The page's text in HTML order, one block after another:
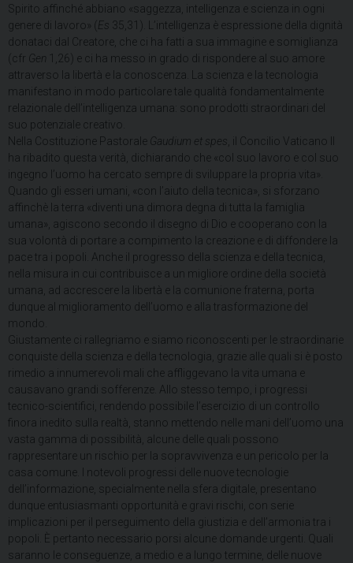
Spirito affinché abbiano «saggezza, intelligenza e scienza in ogni
genere di lavoro» ( Es 35,31). L’intelligenza è espressione della dignità
donataci dal Creatore, che ci ha fatti a sua immagine e somiglianza
(cfr Gen 1,26) e ci ha messo in grado di rispondere al suo amore
attraverso la libertà e la conoscenza. La scienza e la tecnologia
manifestano in modo particolare tale qualità fondamentalmente
relazionale dell’intelligenza umana: sono prodotti straordinari del
suo potenziale creativo.
Nella Costituzione Pastorale Gaudium et spes , il Concilio Vaticano II
ha ribadito questa verità, dichiarando che «col suo lavoro e col suo
ingegno l’uomo ha cercato sempre di sviluppare la propria vita».
Quando gli esseri umani, «con l’aiuto della tecnica», si sforzano
affinchè la terra «diventi una dimora degna di tutta la famiglia
umana», agiscono secondo il disegno di Dio e cooperano con la
sua volontà di portare a compimento la creazione e di diffondere la
pace tra i popoli. Anche il progresso della scienza e della tecnica,
nella misura in cui contribuisce a un migliore ordine della società
umana, ad accrescere la libertà e la comunione fraterna, porta
dunque al miglioramento dell’uomo e alla trasformazione del
mondo.
Giustamente ci rallegriamo e siamo riconoscenti per le straordinarie
conquiste della scienza e della tecnologia, grazie alle quali si è posto
rimedio a innumerevoli mali che affliggevano la vita umana e
causavano grandi sofferenze. Allo stesso tempo, i progressi
tecnico-scientifici, rendendo possibile l’esercizio di un controllo
finora inedito sulla realtà, stanno mettendo nelle mani dell’uomo una
vasta gamma di possibilità, alcune delle quali possono
rappresentare un rischio per la sopravvivenza e un pericolo per la
casa comune. I notevoli progressi delle nuove tecnologie
dell’informazione, specialmente nella sfera digitale, presentano
dunque entusiasmanti opportunità e gravi rischi, con serie
implicazioni per il perseguimento della giustizia e dell’armonia tra i
popoli. È pertanto necessario porsi alcune domande urgenti. Quali
saranno le conseguenze, a medio e a lungo termine, delle nuove